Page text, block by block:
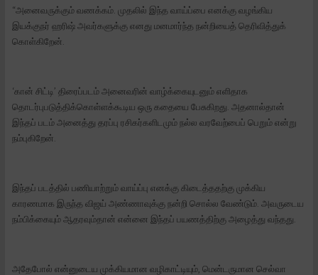
“அனைவருக்கும் வணக்கம். முதலில் இந்த வாய்ப்பை எனக்கு வழங்கிய
இயக்குநர் ஹரிஷ் அவர்களுக்கு எனது மனமார்ந்த நன்றியைத் தெரிவித்துக்
கொள்கிறேன்.
‘கான் சிட்டி’ திரைப்படம் அனைவரின் வாழ்க்கையுடனும் எளிதாக
தொடர்புபடுத்திக்கொள்ளக்கூடிய ஒரு கதையை பேசுகிறது. அதனால்தான்
இந்தப் படம் அனைத்து தரப்பு ரசிகர்களிடமும் நல்ல வரவேற்பைப் பெறும் என்று
நம்புகிறேன்.
இந்தப் படத்தில் பணியாற்றும் வாய்ப்பு எனக்கு கிடைத்ததற்கு முக்கிய
காரணமாக இருந்த விஜய் அண்ணாவுக்கு நன்றி சொல்ல வேண்டும். அவருடைய
நம்பிக்கையும் ஆதரவும்தான் என்னை இந்தப் பயணத்திற்கு அழைத்து வந்தது.
அதேபோல் என்னுடைய முக்கியமான வழிகாட்டியும், மென்டருமான செல்வா